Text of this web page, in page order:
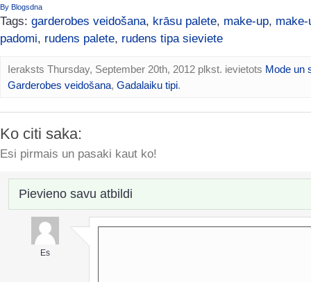
By Blogsdna
Tags: garderobes veidošana, krāsu palete, make-up, make-
padomi, rudens palete, rudens tipa sieviete
Ieraksts Thursday, September 20th, 2012 plkst. ievietots Mode un
Garderobes veidošana, Gadalaiku tipi.
Ko citi saka:
Esi pirmais un pasaki kaut ko!
Pievieno savu atbildi
Es